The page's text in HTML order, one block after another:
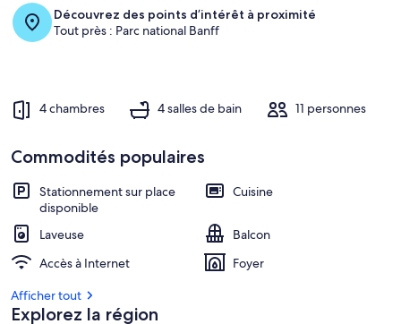
Découvrez des points d’intérêt à proximité
Tout près : Parc national Banff
4 chambres 4 salles de bain 11 personnes
Commodités populaires
Stationnement sur place
disponible
Cuisine
Laveuse
Balcon
Accès à Internet
Foyer
Afficher tout
Explorez la région